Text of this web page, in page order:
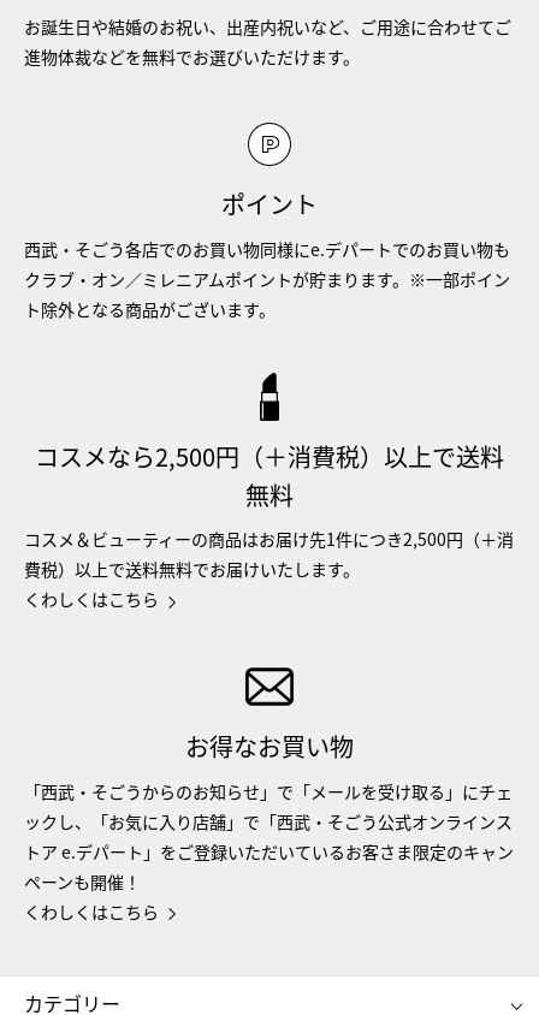
お誕生日や結婚のお祝い、出産内祝いなど、ご用途に合わせてご
進物体裁などを無料でお選びいただけます。
ポイント
西武・そごう各店でのお買い物同様にe.デパートでのお買い物も
クラブ・オン／ミレニアムポイントが貯まります。※一部ポイン
ト除外となる商品がございます。
コスメなら2,500円（＋消費税）以上で送料
無料
コスメ＆ビューティーの商品はお届け先1件につき2,500円（＋消
費税）以上で送料無料でお届けいたします。
くわしくはこちら
お得なお買い物
「西武・そごうからのお知らせ」で「メールを受け取る」にチェ
ックし、「お気に入り店舗」で「西武・そごう公式オンラインス
トア e.デパート」をご登録いただいているお客さま限定のキャン
ペーンも開催！
くわしくはこちら
カテゴリー